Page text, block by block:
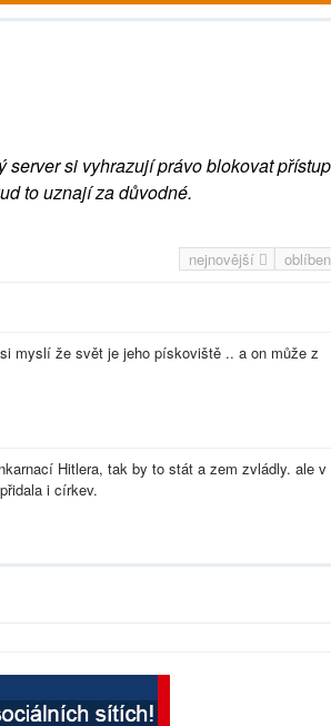
server si vyhrazují právo blokovat přístup
to uznají za důvodné.
nejnovější
myslí že svět je jeho pískoviště .. a on může z
Hitlera, tak by to stát a zem zvládly. ale v
i církev.